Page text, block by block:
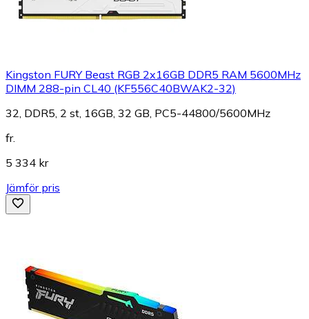
Kingston FURY Beast RGB 2x16GB DDR5 RAM 5600MHz
DIMM 288-pin CL40 (KF556C40BWAK2-32)
32, DDR5, 2 st, 16GB, 32 GB, PC5-44800/5600MHz
fr.
5 334 kr
Jämför pris